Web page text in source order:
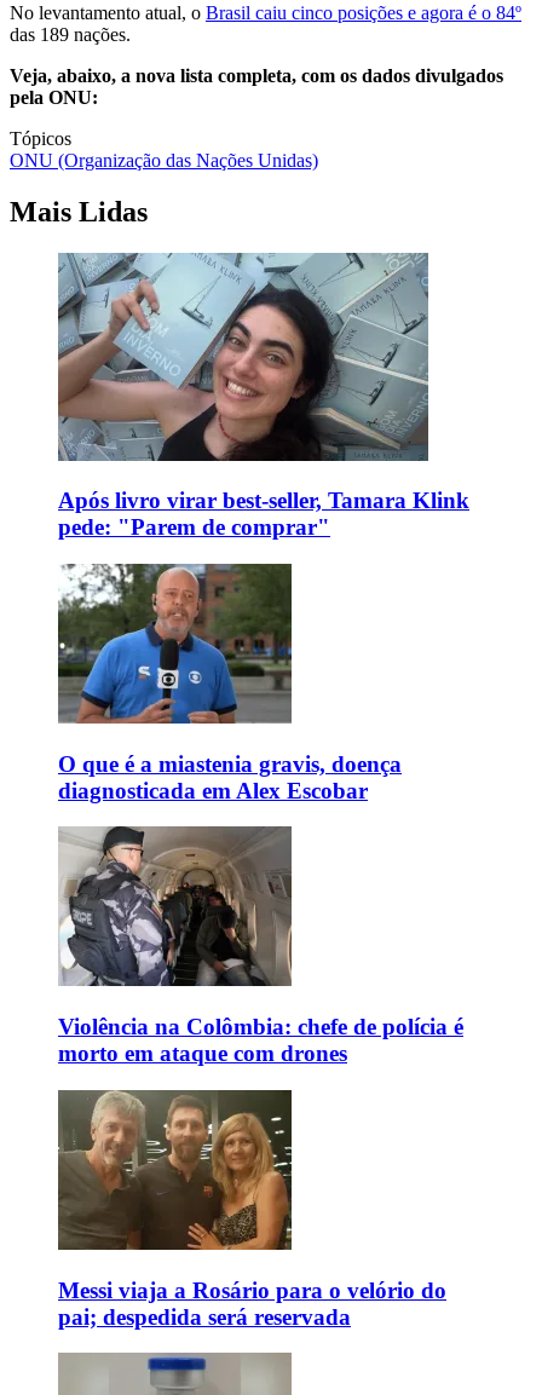
No levantamento atual, o Brasil caiu cinco posições e agora é o 84º
das 189 nações.
Veja, abaixo, a nova lista completa, com os dados divulgados
pela ONU:
Tópicos
ONU (Organização das Nações Unidas)
Mais Lidas
Após livro virar best-seller, Tamara Klink
pede: "Parem de comprar"
O que é a miastenia gravis, doença
diagnosticada em Alex Escobar
Violência na Colômbia: chefe de polícia é
morto em ataque com drones
Messi viaja a Rosário para o velório do
pai; despedida será reservada